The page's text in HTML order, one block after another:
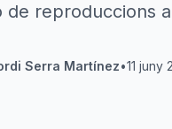
de reproduccions
Serra Martínez•11 juny